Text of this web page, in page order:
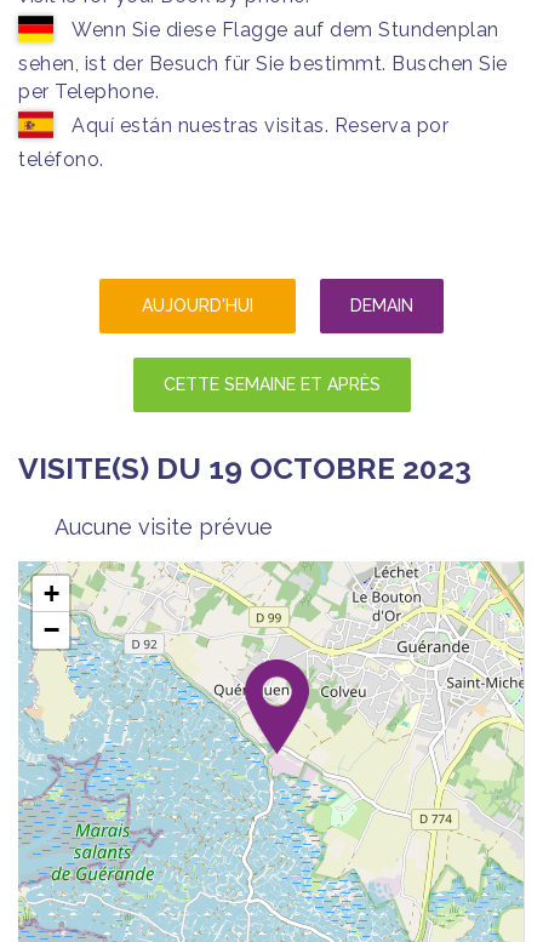
Wenn Sie diese Flagge auf dem Stundenplan
sehen, ist der Besuch für Sie bestimmt. Buschen Sie
per Telephone.
Aquí están nuestras visitas. Reserva por
teléfono.
AUJOURD'HUI DEMAIN
CETTE SEMAINE ET APRÈS
VISITE(S) DU 19 OCTOBRE 2023
Aucune visite prévue
+
−